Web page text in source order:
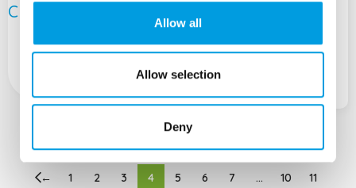
Allow all
Allow selection
Deny
C 500 mg, 60 tabliet
tabliet
← 1 2 3 4 5 6 7 … 10
11